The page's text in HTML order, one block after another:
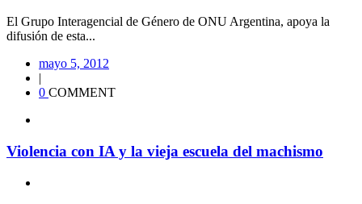
El Grupo Interagencial de Género de ONU Argentina, apoya la
difusión de esta...
mayo 5, 2012
|
0 COMMENT
Violencia con IA y la vieja escuela del machismo